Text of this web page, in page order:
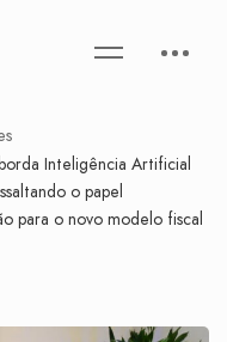
Inteligência Artificial
o papel
para o novo modelo fiscal